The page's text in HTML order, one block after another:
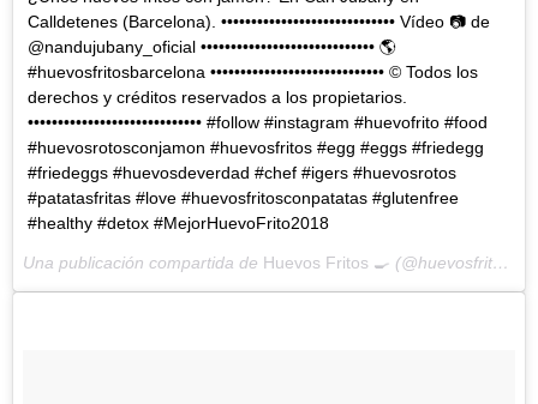
Calldetenes (Barcelona). ••••••••••••••••••••••••••••• Vídeo 📷 de
@nandujubany_oficial ••••••••••••••••••••••••••••• 🌎
#huevosfritosbarcelona ••••••••••••••••••••••••••••• © Todos los
derechos y créditos reservados a los propietarios.
••••••••••••••••••••••••••••• #follow #instagram #huevofrito #food
#huevosrotosconjamon #huevosfritos #egg #eggs #friedegg
#friedeggs #huevosdeverdad #chef #igers #huevosrotos
#patatasfritas #love #huevosfritosconpatatas #glutenfree
#healthy #detox #MejorHuevoFrito2018
Una publicación compartida de Huevos Fritos 🍳 (@huevosfritoss) el